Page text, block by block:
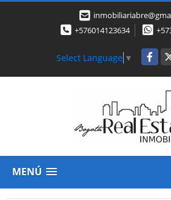
+576014123634
Select Language ▼ X
MENÚ